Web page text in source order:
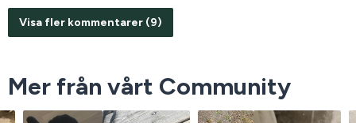
Visa fler kommentarer (9)
Mer från vårt Community